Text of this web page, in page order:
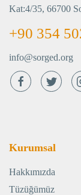
Kat:4/35, 66700
+90 354
info@sorged.org
Kurumsal
Hakkımızda
Tüzüğümüz